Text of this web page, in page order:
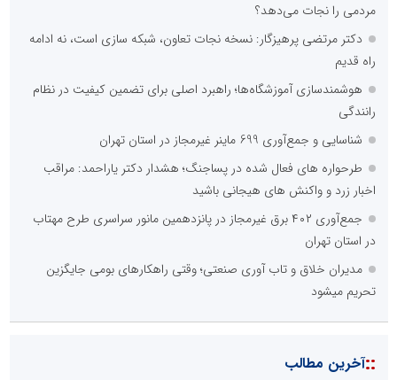
مردمی را نجات می‌دهد؟
دکتر مرتضی پرهیزگار: نسخه نجات تعاون، شبکه سازی است، نه ادامه
راه قدیم
هوشمندسازی آموزشگاه‌ها؛ راهبرد اصلی برای تضمین کیفیت در نظام
رانندگی
شناسایی و جمع‌آوری 699 ماینر غیرمجاز در استان تهران
طرحواره های فعال شده در پساجنگ؛ هشدار دکتر یاراحمد: مراقب
اخبار زرد و واکنش های هیجانی باشید
جمع‌آوری ۴۰۲ برق غیرمجاز در پانزدهمین مانور سراسری طرح مهتاب
در استان تهران
مدیران خلاق و تاب آوری صنعتی؛ وقتی راهکارهای بومی جایگزین
تحریم میشود
::آخرین مطالب